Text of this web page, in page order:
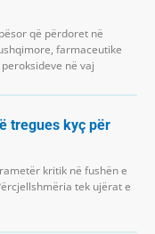
që përdoret në
farmaceutike
në vaj
tregues kyç për
kritik në fushën e
tek ujërat e